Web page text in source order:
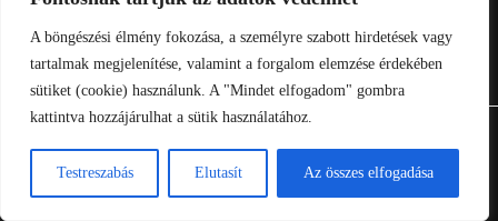
A böngészési élmény fokozása, a személyre szabott hirdetések vagy
tartalmak megjelenítése, valamint a forgalom elemzése érdekében
sütiket (cookie) használunk. A "Mindet elfogadom" gombra
kattintva hozzájárulhat a sütik használatához.
Testreszabás Elutasít Az összes elfogadása
©2018 MatricázdFel.hu - Minden jog fenntartva